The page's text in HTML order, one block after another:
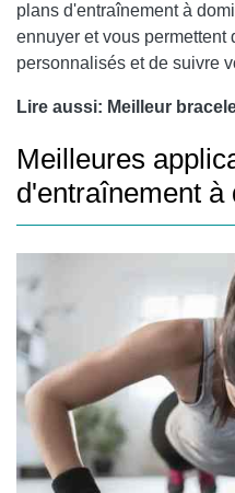
plans d'entraînement à
ennuyer et vous permettent
personnalisés et de suivre
Lire aussi: Meilleur
Meilleures
d'entraînement